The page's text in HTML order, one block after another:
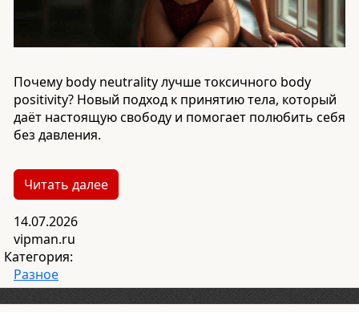
Почему body neutrality лучше токсичного body
positivity? Новый подход к принятию тела, который
даёт настоящую свободу и помогает полюбить себя
без давления.
Читать далее
14.07.2026
vipman.ru
Категория:
Разное